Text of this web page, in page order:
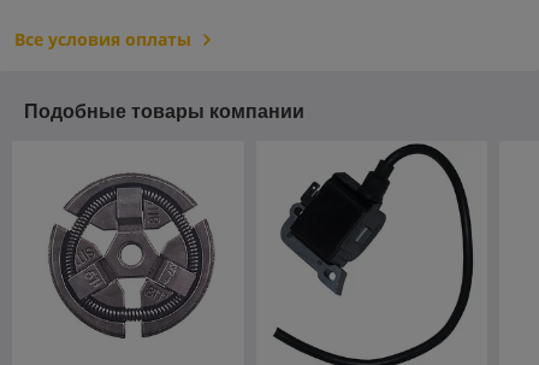
Все условия оплаты
Подобные товары компании